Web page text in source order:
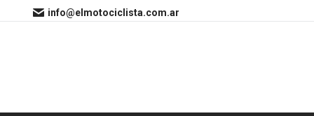
info@elmotociclista.com.ar